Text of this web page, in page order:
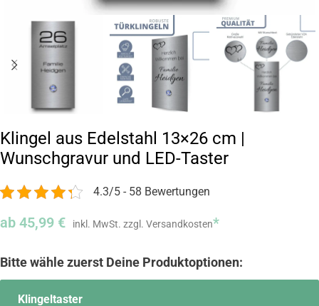
Klingel aus Edelstahl 13×26 cm |
Wunschgravur und LED-Taster
4.3/5 - 58 Bewertungen
ab 45,99 € *
Klingeltaster